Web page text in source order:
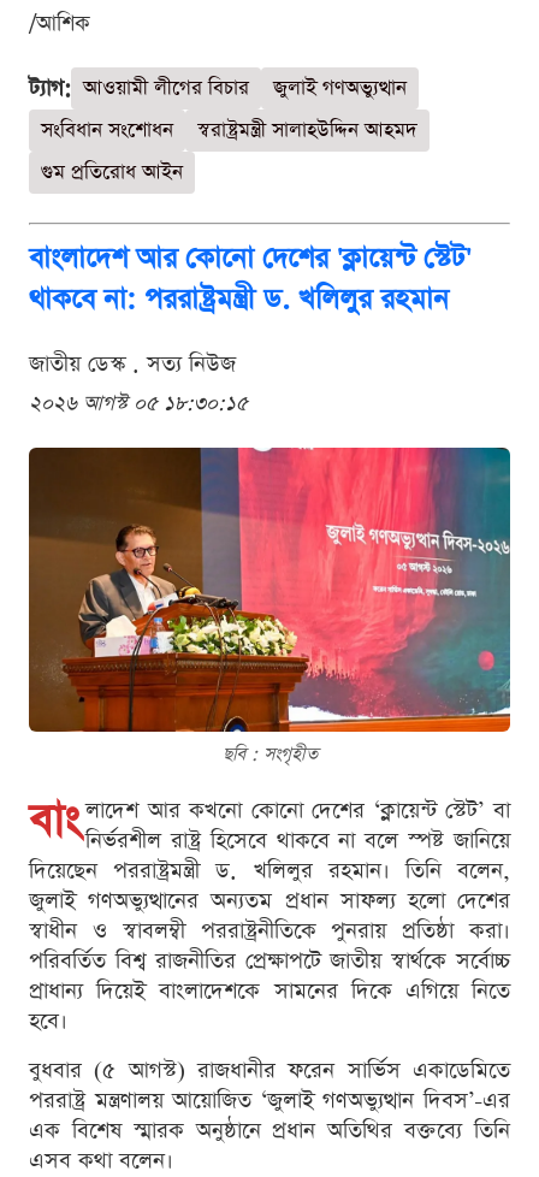
/আশিক
ট্যাগ: আওয়ামী লীগের বিচার
জুলাই গণঅভ্যুত্থান
সংবিধান সংশোধন
স্বরাষ্ট্রমন্ত্রী সালাহউদ্দিন আহমদ
গুম প্রতিরোধ আইন
বাংলাদেশ আর কোনো দেশের 'ক্লায়েন্ট স্টেট'
থাকবে না: পররাষ্ট্রমন্ত্রী ড. খলিলুর রহমান
জাতীয় ডেস্ক . সত্য নিউজ
২০২৬ আগস্ট ০৫ ১৮:৩০:১৫
ছবি : সংগৃহীত
বাং লাদেশ আর কখনো কোনো দেশের ‘ক্লায়েন্ট স্টেট’ বা
নির্ভরশীল রাষ্ট্র হিসেবে থাকবে না বলে স্পষ্ট জানিয়ে
দিয়েছেন পররাষ্ট্রমন্ত্রী ড. খলিলুর রহমান। তিনি বলেন,
জুলাই গণঅভ্যুত্থানের অন্যতম প্রধান সাফল্য হলো দেশের
স্বাধীন ও স্বাবলম্বী পররাষ্ট্রনীতিকে পুনরায় প্রতিষ্ঠা করা।
পরিবর্তিত বিশ্ব রাজনীতির প্রেক্ষাপটে জাতীয় স্বার্থকে সর্বোচ্চ
প্রাধান্য দিয়েই বাংলাদেশকে সামনের দিকে এগিয়ে নিতে
হবে।
বুধবার (৫ আগস্ট) রাজধানীর ফরেন সার্ভিস একাডেমিতে
পররাষ্ট্র মন্ত্রণালয় আয়োজিত ‘জুলাই গণঅভ্যুত্থান দিবস’-এর
এক বিশেষ স্মারক অনুষ্ঠানে প্রধান অতিথির বক্তব্যে তিনি
এসব কথা বলেন।